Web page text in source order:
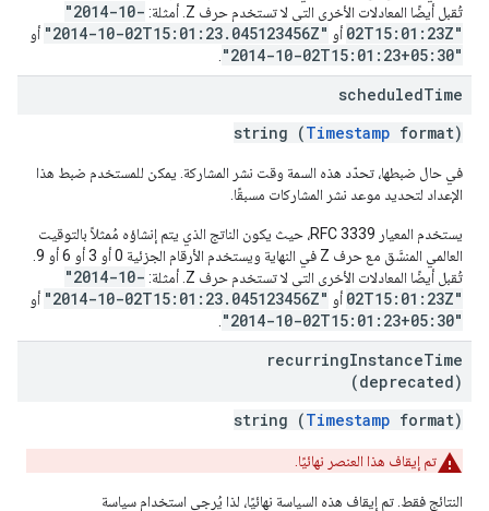
تُقبل أيضًا المعادلات الأخرى التي لا تستخدم حرف Z. أمثلة:
"2014-10-
02T15:01:23Z" أو "2014-10-02T15:01:23.045123456Z" أو
"2014-10-02T15:01:23+05:30"
scheduledTime
string (Timestamp format)
في حال ضبطها، تحدّد هذه السمة وقت نشر المشاركة. يمكن للمستخدم ضبط هذا
الإعداد لتحديد موعد نشر المشاركات مسبقًا.
يستخدم المعيار RFC 3339، حيث يكون الناتج الذي يتم إنشاؤه مُمثلاً بالتوقيت
تُقبل أيضًا المعادلات الأخرى التي لا تستخدم حرف Z. أمثلة:
"2014-10-
02T15:01:23Z" أو "2014-10-02T15:01:23.045123456Z" أو
"2014-10-02T15:01:23+05:30"
recurringInstanceTime
(deprecated)
string (Timestamp format)
تم إيقاف هذا العنصر نهائيًا.
النتائج فقط. تم إيقاف هذه السياسة نهائيًا، لذا يُرجى استخدام سياسة